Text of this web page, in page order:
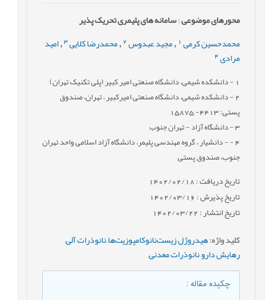
محورهای موضوعی:سامانه های پلیمری تحریک پذیر
محمدحسین کرمی , مجید عبدوس 2
, محمدرضا کلایی 3
,امید
مرادی 4
- دانشکده شیمی، دانشگاه صنعتی امیر کبیر (پلی تکنیک تهران)
2- دانشکده شیمی، دانشگاه صنعتی امیرکبیر ، تهران، صندوق
پستی: 4413- 15875
3- دانشگاه آزاد - تهران جنوب
4- - دانشیار ، گروه مهندسی پلیمر، دانشگاه آزاد اسلامی واحد تهران
جنوب، صندوق پستی
تاریخ دریافت : 1402/02/18
تاریخ پذیرش : 1402/03/16
تاریخ انتشار : 1402/03/22
کلید واژه:هیدروژل زیست‌نانوکامپوزیت‌ها,نانوذرات آلی,
رهایش دارو,نانوذرات معدنی,
چکیده مقاله: